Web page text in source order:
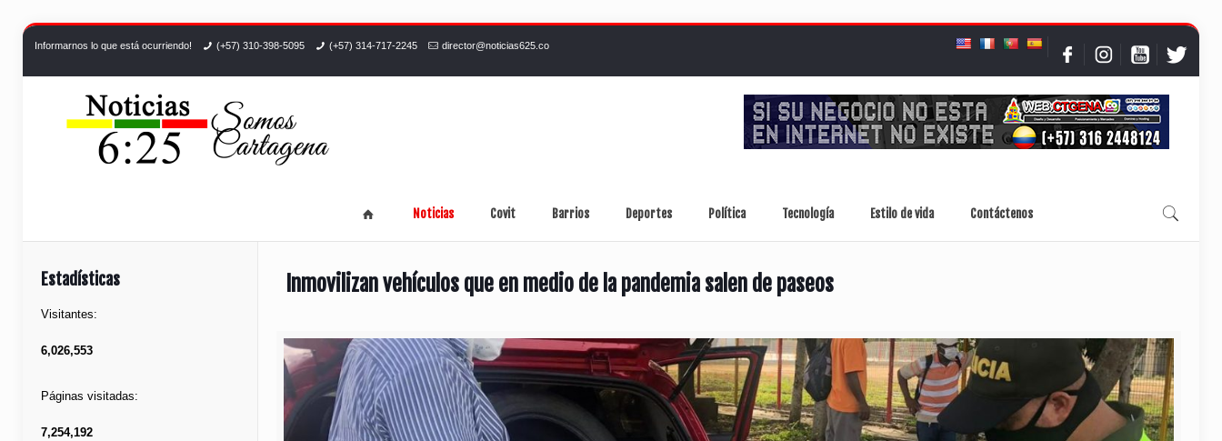
Informarnos lo que está ocurriendo! (+57) 310-398-5095 (+57) 314-717-2245 director@noticias625.co
Noticias Covit Barrios Deportes Política Tecnología Estilo de vida Contáctenos
Inmovilizan vehículos que en medio de la pandemia salen de paseos
Estadísticas
Visitantes:
6,026,553
Páginas visitadas:
7,254,192